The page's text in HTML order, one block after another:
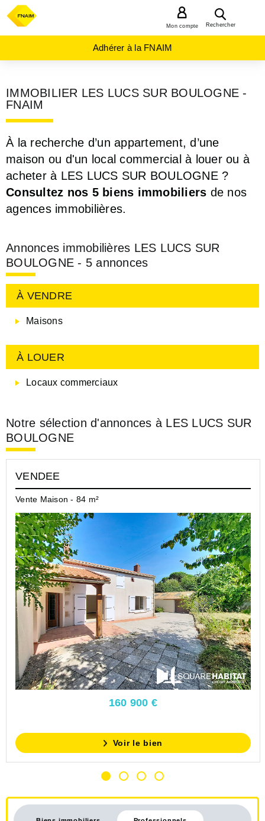
Rechercher
Mon compte
Adhérer à la FNAIM
IMMOBILIER LES LUCS SUR BOULOGNE -
FNAIM
À la recherche d’un appartement, d’une
maison ou d'un local commercial à louer ou à
acheter à LES LUCS SUR BOULOGNE ?
Consultez nos 5 biens immobiliers de nos
agences immobilières.
Annonces immobilières LES LUCS SUR
BOULOGNE - 5 annonces
À VENDRE
Maisons
À LOUER
Locaux commerciaux
Notre sélection d'annonces à LES LUCS SUR
BOULOGNE
VENDEE
Vente Maison - 84 m²
160 900 €
Voir le bien